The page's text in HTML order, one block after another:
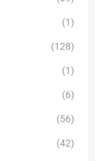
(1)
(128)
(1)
(6)
(56)
(42)